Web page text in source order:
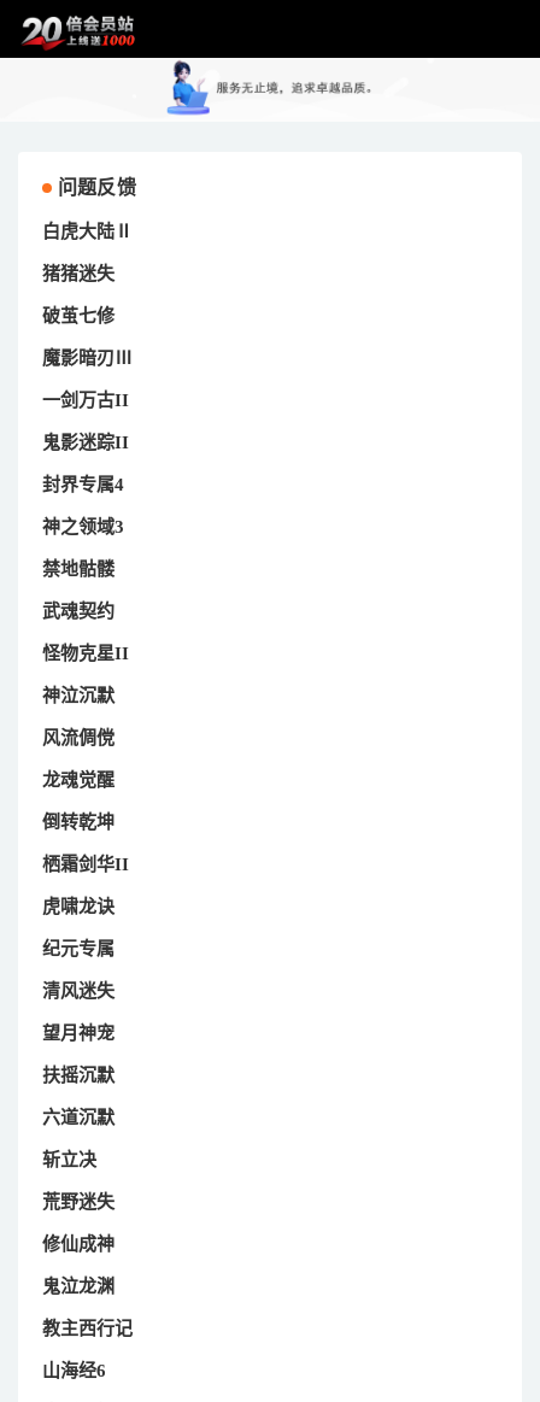
问题反馈
白虎大陆Ⅱ
猪猪迷失
破茧七修
魔影暗刃Ⅲ
一剑万古II
鬼影迷踪II
封界专属4
神之领域3
禁地骷髅
武魂契约
怪物克星II
神泣沉默
风流倜傥
龙魂觉醒
倒转乾坤
栖霜剑华II
虎啸龙诀
纪元专属
清风迷失
望月神宠
扶摇沉默
六道沉默
斩立决
荒野迷失
修仙成神
鬼泣龙渊
教主西行记
山海经6